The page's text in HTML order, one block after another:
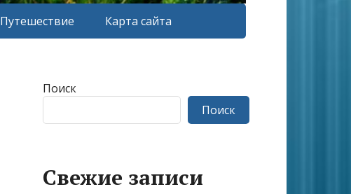
Путешествие Карта сайта
Поиск
Поиск
Свежие записи